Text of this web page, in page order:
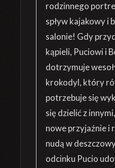
rodzinnego
spływ kajakowy i
salonie! Gdy
kąpieli, Puciowi i
dotrzymuje
krokodyl, który
potrzebuje się
się dzielić z
nowe przyjaźnie i
nudą w
odcinku Pucio